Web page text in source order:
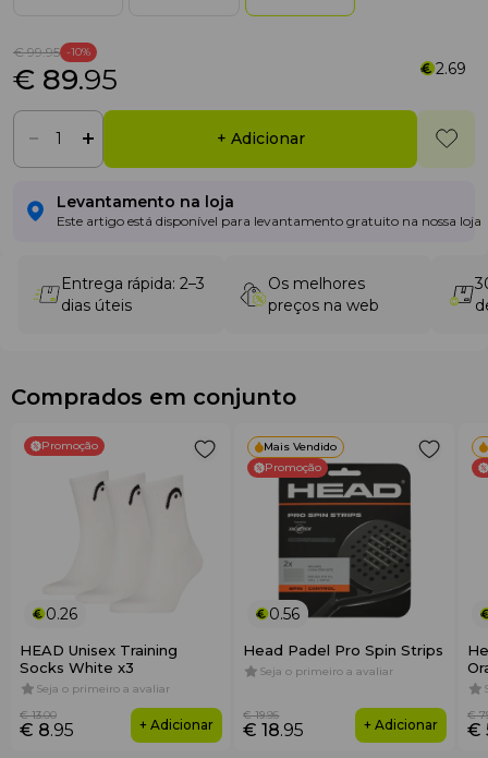
€ 99.95 -10%
€ 89.95 2.69
+ Adicionar
Levantamento na loja
Este artigo está disponível para levantamento gratuito na nossa loja
Entrega rápida: 2–3
dias úteis
Os melhores
preços na web
Comprados em conjunto
Promoção
0.26
HEAD Unisex Training
Socks White x3
Seja o primeiro a avaliar
€ 8.95
€ 13.00
+ Adicionar
Mais Vendido
Promoção
0.56
Head Padel Pro Spin Strips
Seja o primeiro a avaliar
€ 18.95
€ 19.95
+ Adicionar €
€